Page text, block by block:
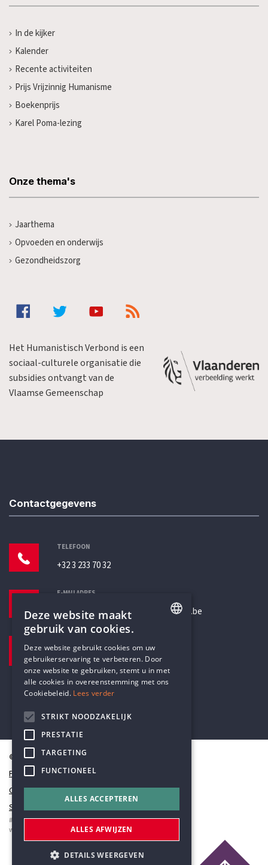
In de kijker
Kalender
Recente activiteiten
Prijs Vrijzinnig Humanisme
Boekenprijs
Karel Poma-lezing
Onze thema's
Jaarthema
Opvoeden en onderwijs
Gezondheidszorg
Het Humanistisch Verbond is een
sociaal-culturele organisatie die
subsidies ontvangt van de
Vlaamse Gemeenschap
Contactgegevens
TELEFOON
+32 3 233 70 32
E-MAILADRES
secretariaat@humanistischverbond.be
Pottenbrug 4
Antwerpen, 2000
© Humanistisch Verbond 2026
Privacy
Cookiestatement
Sitemap
#codedwithlove byCodelines
webapplicaties
mobiele apps&maatwerk websites
DUTCH
Deze website maakt
gebruik van cookies.
Deze website gebruikt cookies om uw
gebruikerservaring te verbeteren. Door
onze website te gebruiken, stemt u in met
alle cookies in overeenstemming met ons
Cookiebeleid. Lees verder
STRIKT NOODZAKELIJK
PRESTATIE
TARGETING
FUNCTIONEEL
ALLES ACCEPTEREN
ALLES AFWIJZEN
DETAILS WEERGEVEN